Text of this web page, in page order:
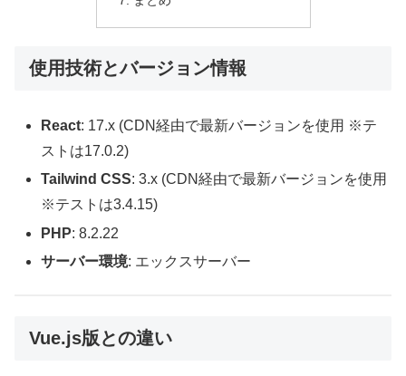
使用技術とバージョン情報
React: 17.x (CDN経由で最新バージョンを使用 ※テ
ストは17.0.2)
Tailwind CSS: 3.x (CDN経由で最新バージョンを使用
※テストは3.4.15)
PHP: 8.2.22
サーバー環境: エックスサーバー
Vue.js版との違い